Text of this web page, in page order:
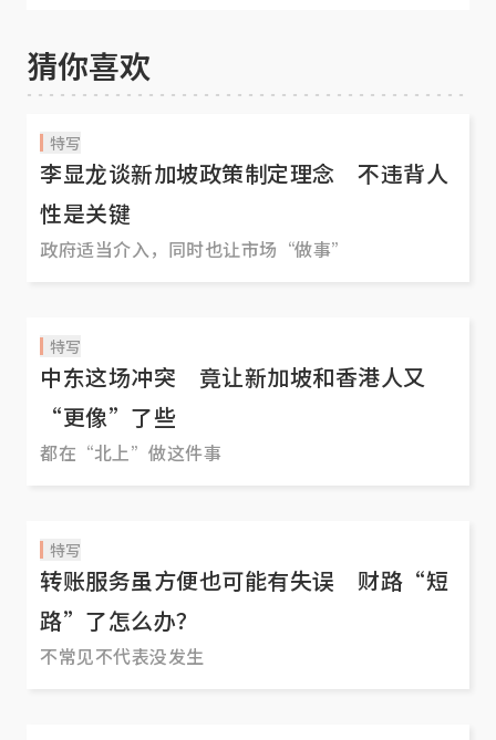
猜你喜欢
特写
李显龙谈新加坡政策制定理念 不违背人
性是关键
政府适当介入，同时也让市场“做事”
特写
中东这场冲突 竟让新加坡和香港人又
“更像”了些
都在“北上”做这件事
特写
转账服务虽方便也可能有失误 财路“短
路”了怎么办？
不常见不代表没发生